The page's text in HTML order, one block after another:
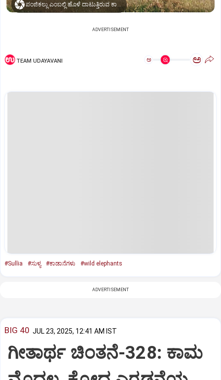
ADVERTISEMENT
TEAM UDAYAVANI ಅ ಅ
#Sullia #ಸುಳ್ಯ #ಕಾಡಾನೆಗಳು #wild elephants
ADVERTISEMENT
BIG 40 JUL 23, 2025, 12:41 AM IST
ಗೀತಾರ್ಥ ಚಿಂತನೆ-328: ಕಾಮ